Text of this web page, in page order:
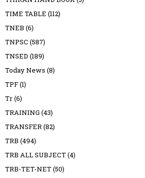
TIME TABLE (112)
TNEB (6)
TNPSC (587)
TNSED (189)
Today News (8)
TPF(1)
Tr(6)
TRAINING (43)
TRANSFER(82)
TRB (494)
TRB ALL SUBJECT(4)
TRB-TET-NET(50)